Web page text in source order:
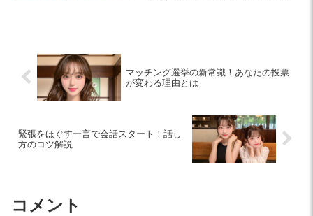
マッチング選挙の新常識！あなたの投票
が変わる理由とは
緊張をほぐす一言で会話スタート！話し
方のコツ解説
コメント